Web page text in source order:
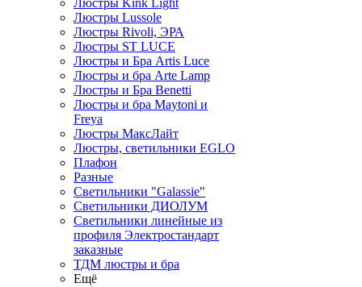
Люстры Kink Light
Люстры Lussole
Люстры Rivoli, ЭРА
Люстры ST LUCE
Люстры и Бра Artis Luce
Люстры и бра Arte Lamp
Люстры и Бра Benetti
Люстры и бра Maytoni и
Freya
Люстры МаксЛайт
Люстры, светильники EGLO
Плафон
Разные
Светильники "Galassie"
Светильники ДИОЛУМ
Светильники линейные из
профиля Электростандарт
заказные
ТДМ люстры и бра
Ещё